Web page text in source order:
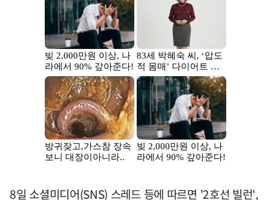
8일 소셜미디어(SNS) 스레드 등에 따르면 '2호선 빌런',